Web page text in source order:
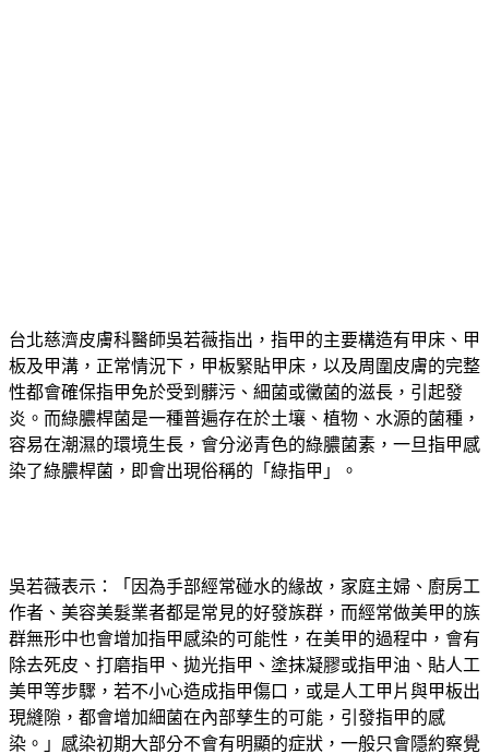
板及甲溝，正常情況下，甲板緊貼甲床，以及周圍皮膚的完整
性都會確保指甲免於受到髒污、細菌或黴菌的滋長，引起發
炎。而綠膿桿菌是一種普遍存在於土壤、植物、水源的菌種，
容易在潮濕的環境生長，會分泌青色的綠膿菌素，一旦指甲感
染了綠膿桿菌，即會出現俗稱的「綠指甲」。
作者、美容美髮業者都是常見的好發族群，而經常做美甲的族
群無形中也會增加指甲感染的可能性，在美甲的過程中，會有
除去死皮、打磨指甲、拋光指甲、塗抹凝膠或指甲油、貼人工
美甲等步驟，若不小心造成指甲傷口，或是人工甲片與甲板出
現縫隙，都會增加細菌在內部孳生的可能，引發指甲的感
染。」感染初期大部分不會有明顯的症狀，一般只會隱約察覺
指甲顏色從肉粉色漸漸出現黃綠色，如果沒有及時處理，隨著